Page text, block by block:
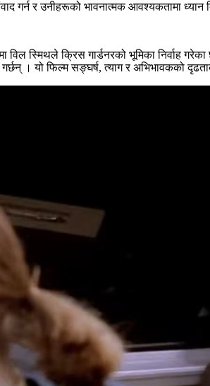
र उनीहरूको भावनात्मक आवश्यकतामा ध्यान
विल स्मिथले क्रिस गार्डनरको भूमिका निर्वाह
। यो फिल्म सङ्घर्ष, त्याग र अभिभावकको